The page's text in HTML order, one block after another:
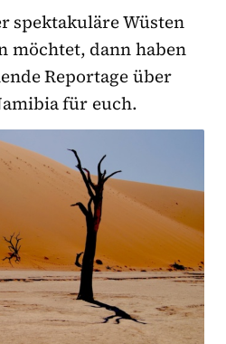
spektakuläre Wüsten
möchtet, dann haben
Reportage über
für euch.